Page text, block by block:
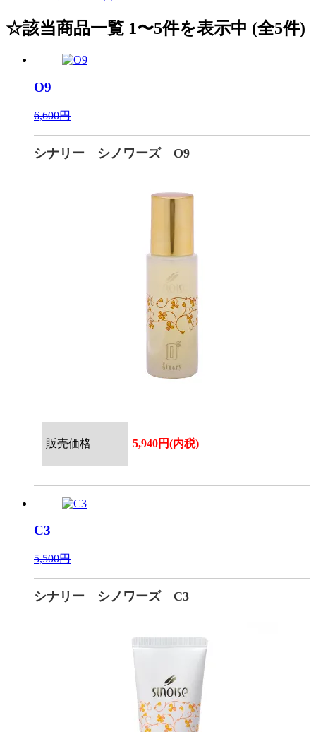
☆該当商品一覧 1〜5件を表示中 (全5件)
O9
6,600円
シナリー シノワーズ O9
販売価格 5,940円(内税)
C3
5,500円
シナリー シノワーズ C3